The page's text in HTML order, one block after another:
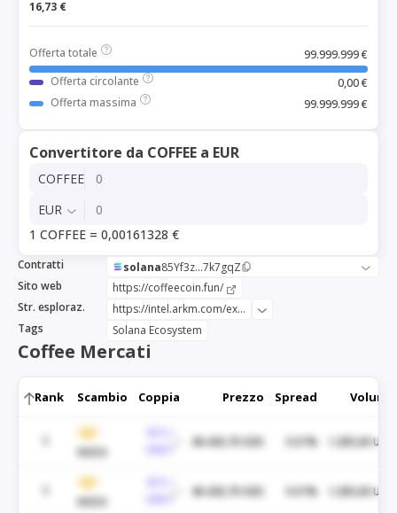
16,73 €
Offerta totale
99.999.999 €
Offerta circolante
0,00 €
Offerta massima
99.999.999 €
Convertitore da COFFEE a EUR
COFFEE
EUR
1 COFFEE = 0,00161328 €
Contratti solana85Yf3z...7k7gqZ
Sito web
https://coffeecoin.fun/
Str. esploraz.
https://intel.arkm.com/explorer/token/coffee
Tags
Solana Ecosystem
Coffee Mercati
Rank Scambio Coppia Prezzo Spread Volume
WEEX
48.430,70 USD 0.01% 1.285,06 USD
WEEX
48.430,70 USD 0.01% 1.285,06 USD